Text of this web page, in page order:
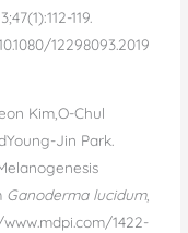
119.
12298093.2019
Kim,O-Chul
Jin Park.
Ganoderma lucidum,
1422-